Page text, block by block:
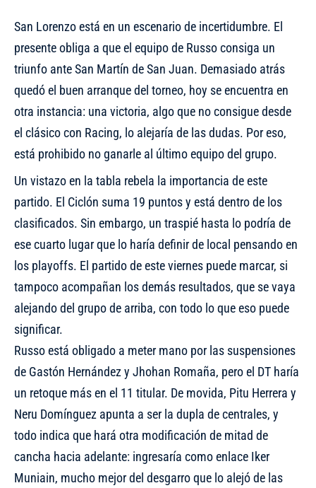
San Lorenzo está en un escenario de incertidumbre. El
presente obliga a que el equipo de Russo consiga un
triunfo ante San Martín de San Juan. Demasiado atrás
quedó el buen arranque del torneo, hoy se encuentra en
otra instancia: una victoria, algo que no consigue desde
el clásico con Racing, lo alejaría de las dudas. Por eso,
está prohibido no ganarle al último equipo del grupo.
Un vistazo en la tabla rebela la importancia de este
partido. El Ciclón suma 19 puntos y está dentro de los
clasificados. Sin embargo, un traspié hasta lo podría de
ese cuarto lugar que lo haría definir de local pensando en
los playoffs. El partido de este viernes puede marcar, si
tampoco acompañan los demás resultados, que se vaya
alejando del grupo de arriba, con todo lo que eso puede
significar.
Russo está obligado a meter mano por las suspensiones
de Gastón Hernández y Jhohan Romaña, pero el DT haría
un retoque más en el 11 titular. De movida, Pitu Herrera y
Neru Domínguez apunta a ser la dupla de centrales, y
todo indica que hará otra modificación de mitad de
cancha hacia adelante: ingresaría como enlace Iker
Muniain, mucho mejor del desgarro que lo alejó de las